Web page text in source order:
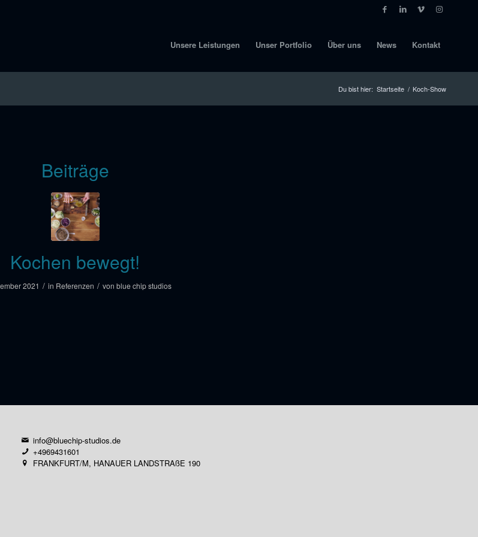
Unsere Leistungen Unser Portfolio Über uns News Kontakt
Du bist hier: Startseite / Koch-Show
Beiträge
Kochen bewegt!
2021 / in Referenzen / von blue chip studios
info@bluechip-studios.de
+4969431601
FRANKFURT/M, HANAUER LANDSTRAßE 190